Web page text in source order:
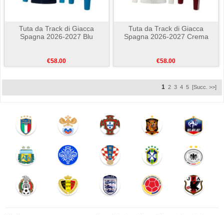
Tuta da Track di Giacca
Spagna 2026-2027 Blu
€58.00
Tuta da Track di Giacca
Spagna 2026-2027 Crema
€58.00
1 2 3 4 5 [Succ. >>]